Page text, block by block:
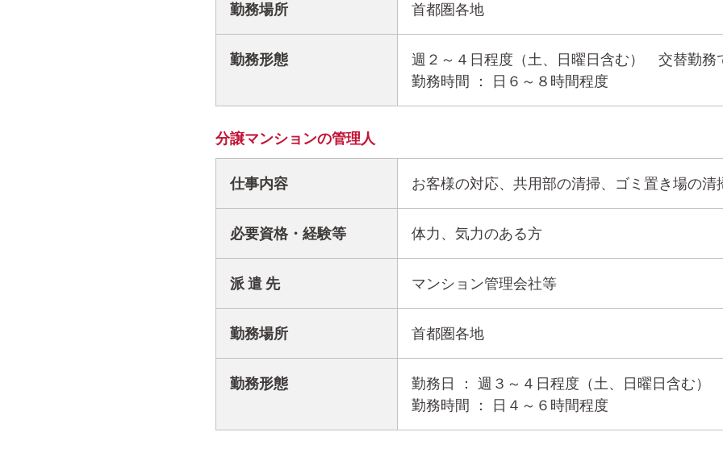
勤務場所 首都圏各地
勤務形態
週２～４日程度（土、日曜日含む） 交替勤務
勤務時間 ： 日６～８時間程度
分譲マンションの管理人
仕事内容 お客様の対応、共用部の清掃、ゴミ置き場の清
必要資格・経験等 体力、気力のある方
派 遣 先 マンション管理会社等
勤務場所 首都圏各地
勤務形態
勤務日 ： 週３～４日程度（土、日曜日含む
勤務時間 ： 日４～６時間程度